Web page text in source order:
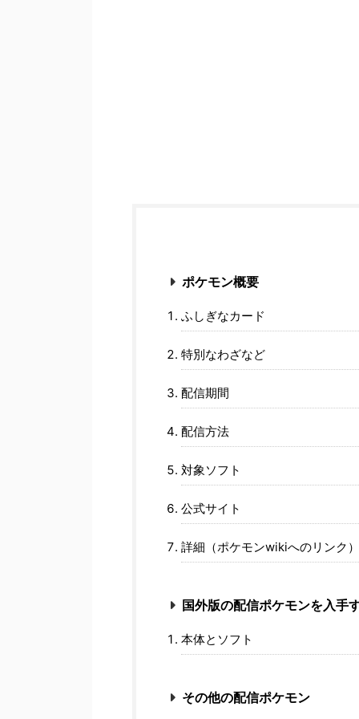
ポケモン概要
ふしぎなカード
特別なわざなど
配信期間
配信方法
対象ソフト
公式サイト
詳細（ポケモンwikiへのリンク）
国外版の配信ポケモンを入手
本体とソフト
その他の配信ポケモン